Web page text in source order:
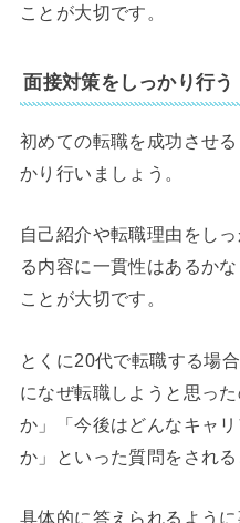
ことが大切です。
面接対策をしっかり行う
初めての転職を成功させ
かり行いましょう。
自己紹介や転職理由をし
る内容に一貫性はあるか
ことが大切です。
とくに20代で転職する場
になぜ転職しようと思っ
か」「今後はどんなキャ
か」といった質問をされる
具体的に答えられるよう